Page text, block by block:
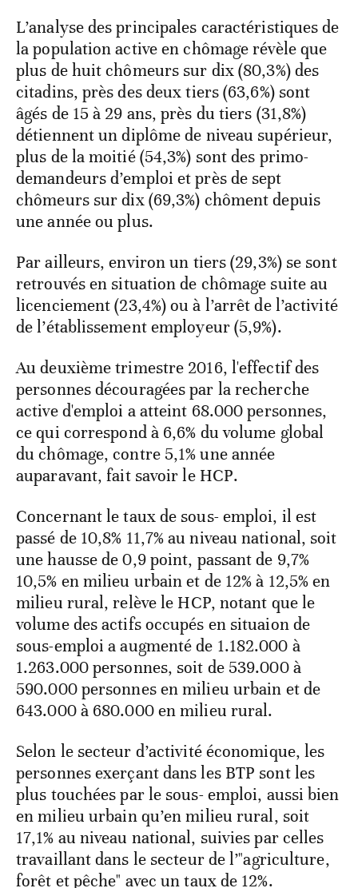
L’analyse des principales caractéristiques de
la population active en chômage révèle que
plus de huit chômeurs sur dix (80,3%) des
citadins, près des deux tiers (63,6%) sont
âgés de 15 à 29 ans, près du tiers (31,8%)
détiennent un diplôme de niveau supérieur,
plus de la moitié (54,3%) sont des primo-
demandeurs d’emploi et près de sept
chômeurs sur dix (69,3%) chôment depuis
une année ou plus.
Par ailleurs, environ un tiers (29,3%) se sont
retrouvés en situation de chômage suite au
licenciement (23,4%) ou à l’arrêt de l’activité
de l’établissement employeur (5,9%).
Au deuxième trimestre 2016, l'effectif des
personnes découragées par la recherche
active d'emploi a atteint 68.000 personnes,
ce qui correspond à 6,6% du volume global
du chômage, contre 5,1% une année
auparavant, fait savoir le HCP.
Concernant le taux de sous- emploi, il est
passé de 10,8% 11,7% au niveau national, soit
une hausse de 0,9 point, passant de 9,7%
10,5% en milieu urbain et de 12% à 12,5% en
milieu rural, relève le HCP, notant que le
volume des actifs occupés en situaion de
sous-emploi a augmenté de 1.182.000 à
1.263.000 personnes, soit de 539.000 à
590.000 personnes en milieu urbain et de
643.000 à 680.000 en milieu rural.
Selon le secteur d’activité économique, les
personnes exerçant dans les BTP sont les
plus touchées par le sous- emploi, aussi bien
en milieu urbain qu’en milieu rural, soit
17,1% au niveau national, suivies par celles
travaillant dans le secteur de l’"agriculture,
forêt et pêche" avec un taux de 12%.